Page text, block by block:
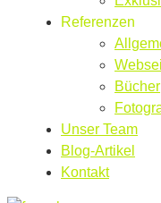
Referenzen
Bücher
Unser Team
Blog-Artikel
Kontakt